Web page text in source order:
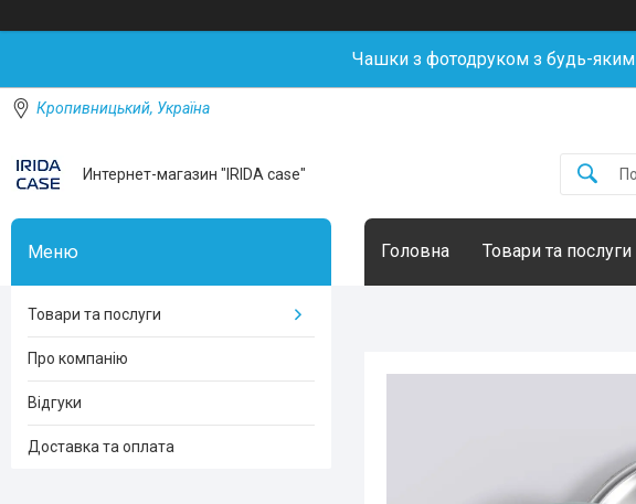
Чашки з фотодруком з будь-
Кропивницький, Україна
Интернет-магазин "IRIDA case"
Головна Товари та послуги
Товари та послуги
Про компанію
Відгуки
Доставка та оплата